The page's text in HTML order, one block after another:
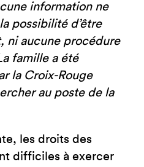
information ne
possibilité d’être
ni aucune procédure
famille a été
la Croix-Rouge
au poste de la
les droits des
difficiles à exercer